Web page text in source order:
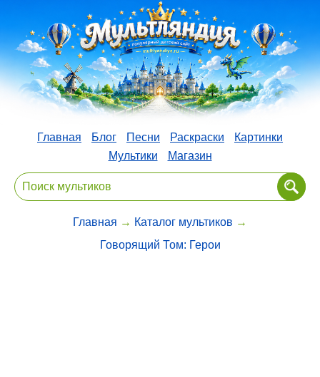
Главная Блог Песни Раскраски
Картинки
Мультики
Магазин
Главная → Каталог мультиков →
Говорящий Том: Герои